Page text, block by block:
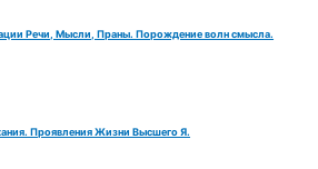
Речи, Мысли, Праны. Порождение волн смысла.
Проявления Жизни Высшего Я.